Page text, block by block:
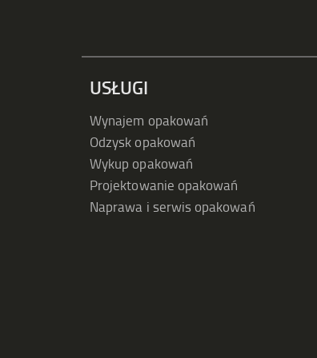
USŁUGI
Wynajem opakowań
Odzysk opakowań
Wykup opakowań
Projektowanie opakowań
Naprawa i serwis opakowań